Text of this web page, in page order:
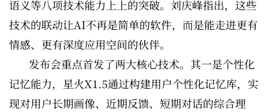
语义等八项技术能力上上的突破。刘庆峰指出，这些
技术的联动让AI不再是简单的软件，而是能走进更有
情感、更有深度应用空间的伙伴。
发布会重点首发了两大核心技术。其一是个性化
记忆能力，星火X1.5通过构建用户个性化记忆库，实
现对用户长期画像、近期反馈、短期对话的综合理